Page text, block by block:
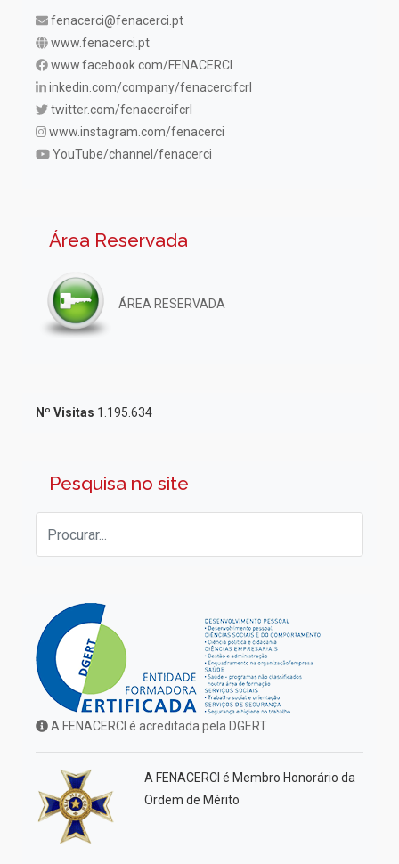
fenacerci@fenacerci.pt
www.fenacerci.pt
www.facebook.com/FENACERCI
inkedin.com/company/fenacercifcrl
twitter.com/fenacercifcrl
www.instagram.com/fenacerci
YouTube/channel/fenacerci
Área Reservada
ÁREA RESERVADA
Nº Visitas 1.195.634
Pesquisa no site
A FENACERCI é acreditada pela DGERT
A FENACERCI é Membro Honorário da
Ordem de Mérito